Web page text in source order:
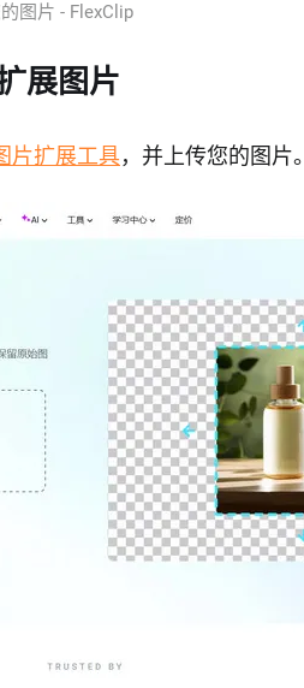
图片 - FlexClip
展图片
片扩展工具，并上传您的图片。